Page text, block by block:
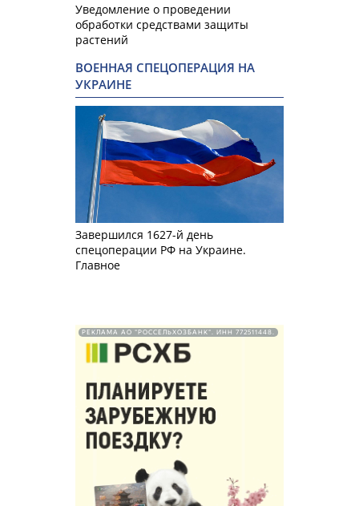
Уведомление о проведении
обработки средствами защиты
растений
ВОЕННАЯ СПЕЦОПЕРАЦИЯ НА
УКРАИНЕ
Завершился 1627-й день
спецоперации РФ на Украине.
Главное
РЕКЛАМА АО "РОССЕЛЬХОЗБАНК". ИНН 772511448.